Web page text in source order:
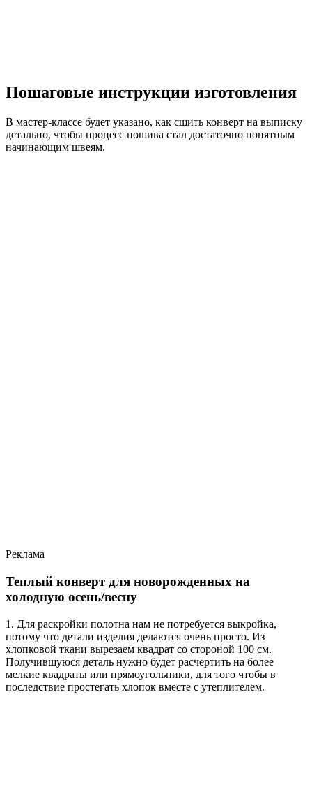
Пошаговые инструкции изготовления
В мастер-классе будет указано, как сшить конверт на выписку
детально, чтобы процесс пошива стал достаточно понятным
начинающим швеям.
Реклама
Теплый конверт для новорожденных на
холодную осень/весну
1. Для раскройки полотна нам не потребуется выкройка,
потому что детали изделия делаются очень просто. Из
хлопковой ткани вырезаем квадрат со стороной 100 см.
Получившуюся деталь нужно будет расчертить на более
мелкие квадраты или прямоугольники, для того чтобы в
последствие простегать хлопок вместе с утеплителем.